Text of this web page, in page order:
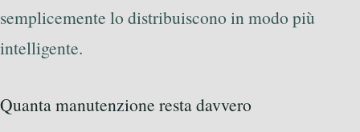
semplicemente lo distribuiscono in modo più
intelligente.
Quanta manutenzione resta davvero